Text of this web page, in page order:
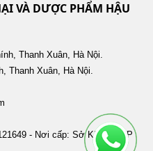
VÀ DƯỢC PHẨM HẬU
Thanh Xuân, Hà Nội.
Thanh Xuân, Hà Nội.
- Nơi cấp: Sở KH&ĐT TP